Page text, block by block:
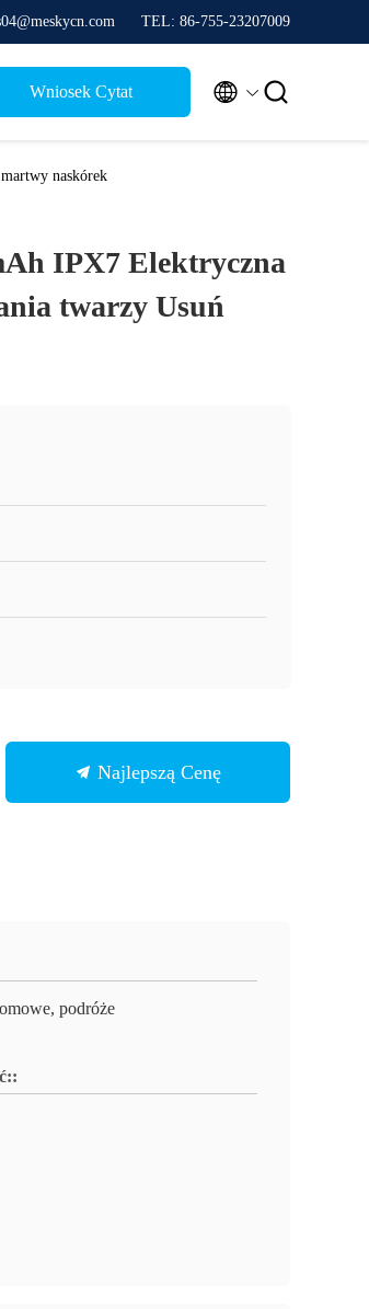
TEL: 86-755-23207009
Wniosek Cytat  
naskórek
IPX7 Elektryczna
twarzy Usuń
Najlepszą Cenę
podróże